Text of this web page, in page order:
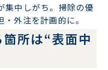
集中しがち。掃除の優
外注を計画的に。
所は“表面中